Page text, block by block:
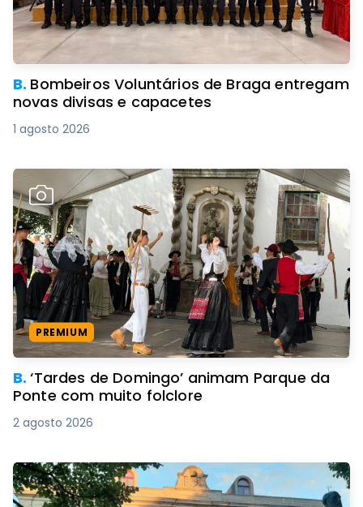
B. Bombeiros Voluntários de Braga entregam
novas divisas e capacetes
1 agosto 2026
PREMIUM
B.‘Tardes de Domingo’ animam Parque da
Ponte com muito folclore
2 agosto 2026